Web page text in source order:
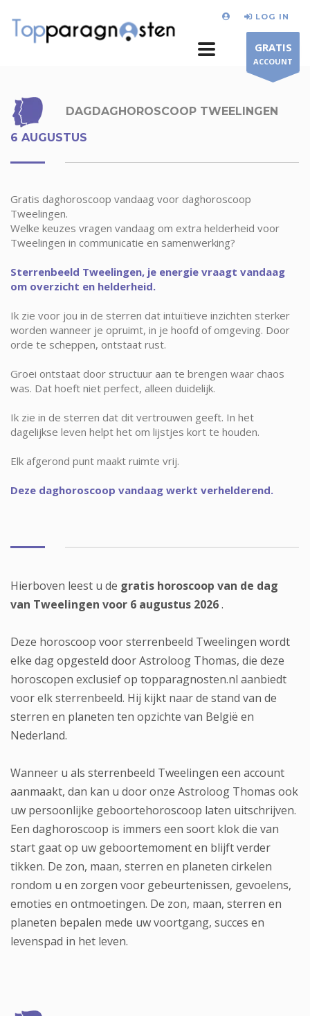
LOG IN
GRATIS
ACCOUNT
DAGDAGHOROSCOOP TWEELINGEN
6 AUGUSTUS
Gratis daghoroscoop vandaag voor daghoroscoop
Tweelingen.
Welke keuzes vragen vandaag om extra helderheid voor
Tweelingen in communicatie en samenwerking?
Sterrenbeeld Tweelingen, je energie vraagt vandaag
om overzicht en helderheid.
Ik zie voor jou in de sterren dat intuïtieve inzichten sterker
worden wanneer je opruimt, in je hoofd of omgeving. Door
orde te scheppen, ontstaat rust.
Groei ontstaat door structuur aan te brengen waar chaos
was. Dat hoeft niet perfect, alleen duidelijk.
Ik zie in de sterren dat dit vertrouwen geeft. In het
dagelijkse leven helpt het om lijstjes kort te houden.
Elk afgerond punt maakt ruimte vrij.
Deze daghoroscoop vandaag werkt verhelderend.
Hierboven leest u de gratis horoscoop van de dag
van Tweelingen voor 6 augustus 2026.
Deze horoscoop voor sterrenbeeld Tweelingen wordt
elke dag opgesteld doorAstroloog Thomas, die deze
horoscopen exclusief op topparagnosten.nl aanbiedt
voor elk sterrenbeeld. Hij kijkt naar de stand van de
sterren en planeten ten opzichte van België en
Nederland.
Wanneer u als sterrenbeeld Tweelingen een account
aanmaakt, dan kan u door onze Astroloog Thomas ook
uw persoonlijke geboortehoroscoop laten uitschrijven.
Een daghoroscoop is immers een soort klok die van
start gaat op uw geboortemoment en blijft verder
tikken. De zon, maan, sterren en planeten cirkelen
rondom u en zorgen voor gebeurtenissen, gevoelens,
emoties en ontmoetingen. De zon, maan, sterren en
planeten bepalen mede uw voortgang, succes en
levenspad in het leven.